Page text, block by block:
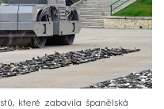
které zabavila španělská